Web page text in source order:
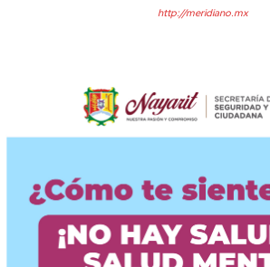
http://meridiano.mx